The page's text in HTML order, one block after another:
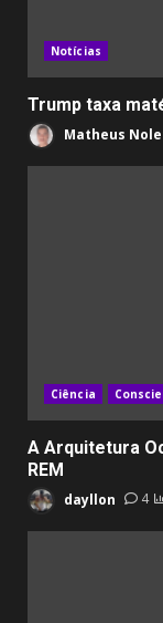
Notícias
Trump taxa
Matheus
Ciência
A Arquitetura
REM
dayllon 4